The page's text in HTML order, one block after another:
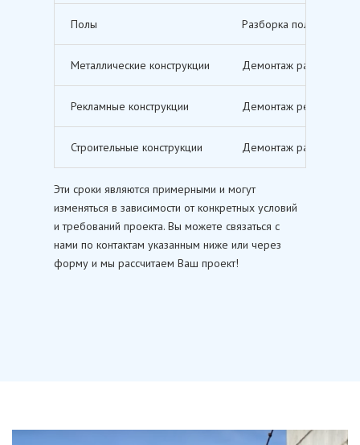
Полы Разборка полов,
Металлические конструкции Демонтаж различных
Рекламные конструкции Демонтаж рекламных
Строительные конструкции Демонтаж различных
Эти сроки являются примерными и могут
изменяться в зависимости от конкретных условий
и требований проекта. Вы можете связаться с
нами по контактам указанным ниже или через
форму и мы рассчитаем Ваш проект!